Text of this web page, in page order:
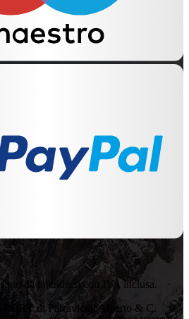
da intendersi con IVA inclusa.
di Parravicini Alberto & C.